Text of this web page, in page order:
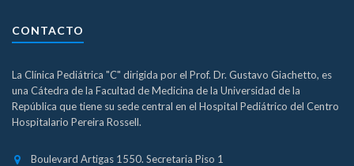
CONTACTO
La Clínica Pediátrica "C" dirigida por el Prof. Dr. Gustavo Giachetto, es
una Cátedra de la Facultad de Medicina de la Universidad de la
República que tiene su sede central en el Hospital Pediátrico del Centro
Hospitalario Pereira Rossell.
Boulevard Artigas 1550. Secretaria Piso 1